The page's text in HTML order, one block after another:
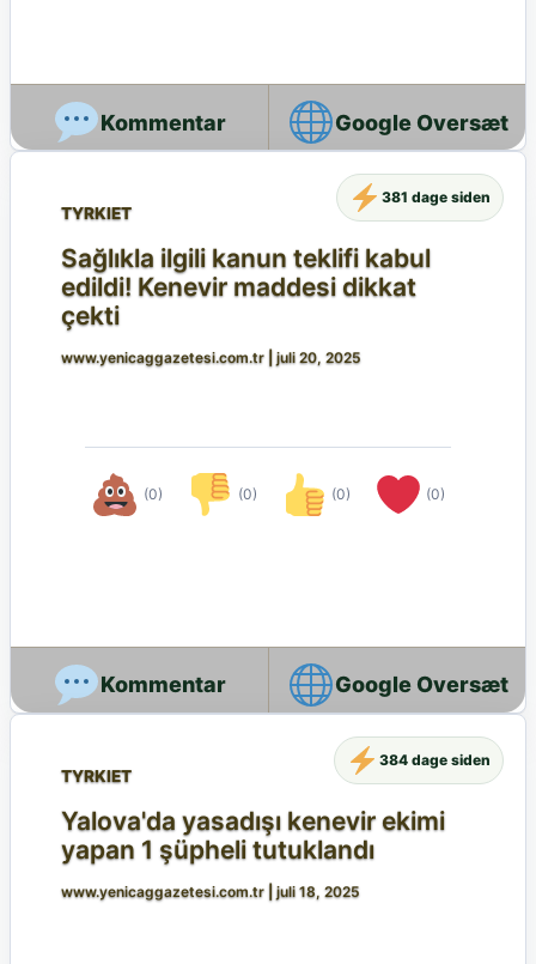
Google Oversæt
TYRKIET
Sağlıkla ilgili kanun teklifi kabul
edildi! Kenevir maddesi dikkat
çekti
www.yenicaggazetesi.com.tr juli 20, 2025
(0) (0) (0) (0)
381 dage siden
Google Oversæt
TYRKIET
Yalova'da yasadışı kenevir ekimi
yapan 1 şüpheli tutuklandı
www.yenicaggazetesi.com.tr juli 18, 2025
384 dage siden